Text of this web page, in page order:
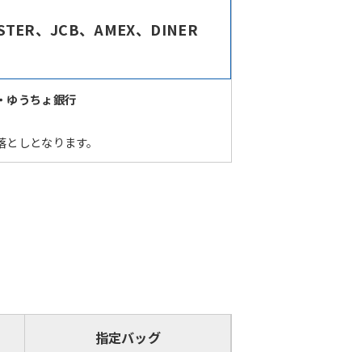
、JCB、AMEX、DINER
ゆうちょ銀行
しとなります。
指定バッグ